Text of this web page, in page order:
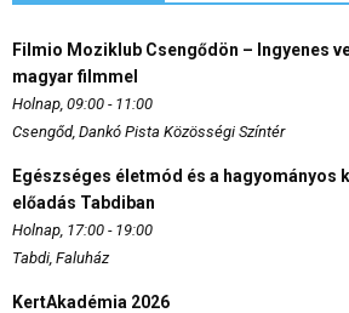
Filmio Moziklub Csengődön – Ingyenes
magyar filmmel
Holnap, 09:00 - 11:00
Csengőd, Dankó Pista Közösségi Színtér
Egészséges életmód és a hagyományos
előadás Tabdiban
Holnap, 17:00 - 19:00
Tabdi, Faluház
KertAkadémia 2026